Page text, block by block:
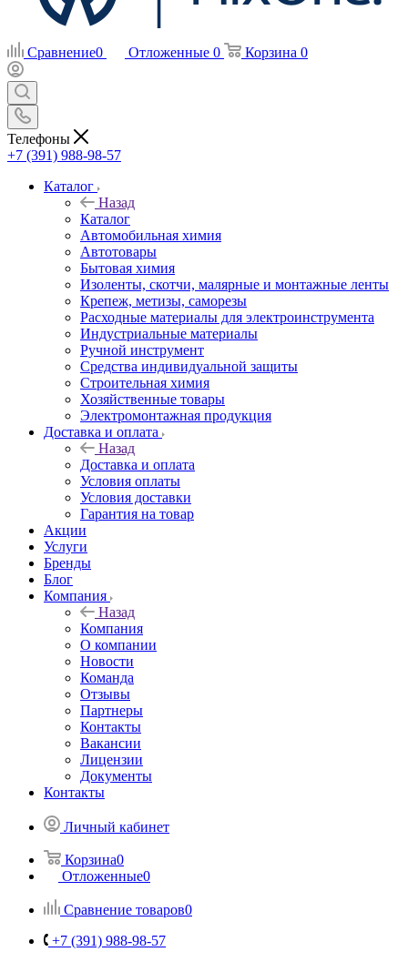
Сравнение0 Отложенные 0 Корзина 0
Телефоны
+7 (391) 988-98-57
Каталог
Назад
Каталог
Автомобильная химия
Автотовары
Бытовая химия
Изоленты, скотчи, малярные и монтажные ленты
Крепеж, метизы, саморезы
Расходные материалы для электроинструмента
Индустриальные материалы
Ручной инструмент
Средства индивидуальной защиты
Строительная химия
Хозяйственные товары
Электромонтажная продукция
Доставка и оплата
Назад
Доставка и оплата
Условия оплаты
Условия доставки
Гарантия на товар
Акции
Услуги
Бренды
Блог
Компания
Назад
Компания
О компании
Новости
Команда
Отзывы
Партнеры
Контакты
Вакансии
Лицензии
Документы
Контакты
Личный кабинет
Корзина0
Отложенные0
Сравнение товаров0
+7 (391) 988-98-57